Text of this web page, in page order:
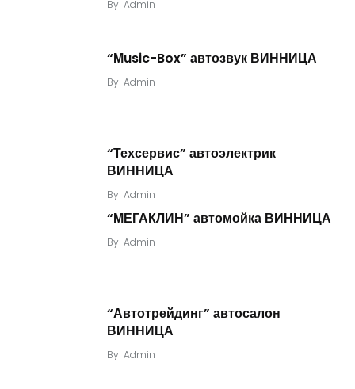
By Admin
“Мusic-Box” автозвук ВИННИЦА
By Admin
“Техсервис” автоэлектрик
ВИННИЦА
By Admin
“МЕГАКЛИН” автомойка ВИННИЦА
By Admin
“Автотрейдинг” автосалон
ВИННИЦА
By Admin